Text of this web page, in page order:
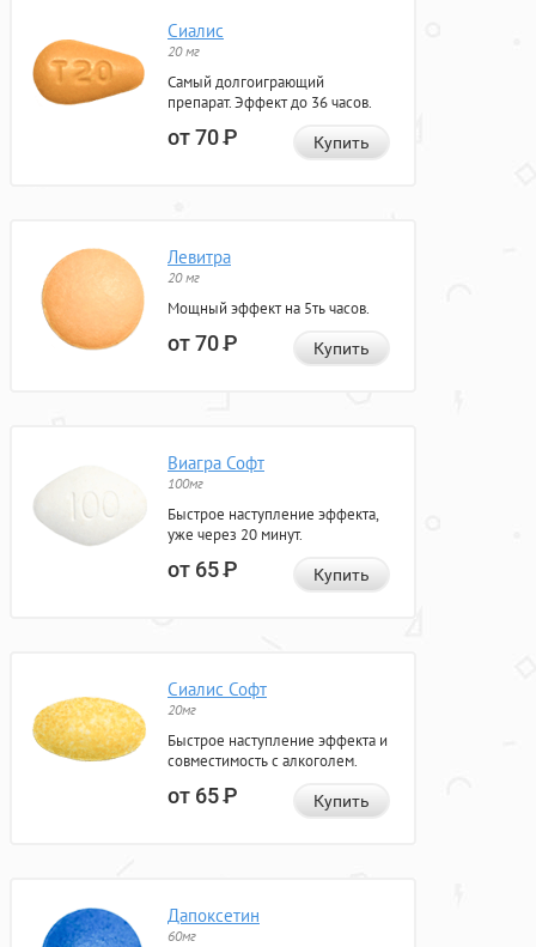
Сиалис
20 мг
Самый долгоиграющий
препарат. Эффект до 36 часов.
от 70Р Купить
Левитра
20 мг
Мощный эффект на 5ть часов.
от 70Р Купить
Виагра Софт
100мг
Быстрое наступление эффекта,
уже через 20 минут.
от 65Р Купить
Сиалис Софт
20мг
Быстрое наступление эффекта и
совместимость с алкоголем.
от 65Р Купить
Дапоксетин
60мг